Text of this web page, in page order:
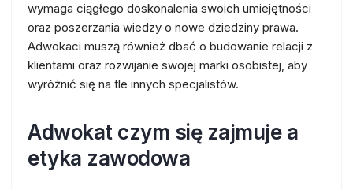
wymaga ciągłego doskonalenia swoich umiejętności
oraz poszerzania wiedzy o nowe dziedziny prawa.
Adwokaci muszą również dbać o budowanie relacji z
klientami oraz rozwijanie swojej marki osobistej, aby
wyróżnić się na tle innych specjalistów.
Adwokat czym się zajmuje a
etyka zawodowa